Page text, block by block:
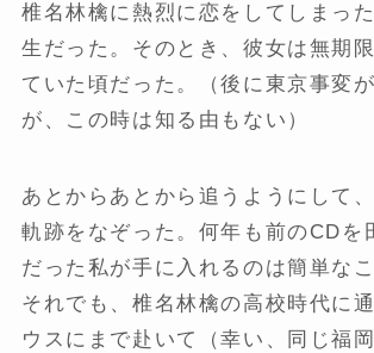
椎名林檎に熱烈に恋をしてしまっ
生だった。そのとき、彼女は無期
ていた頃だった。（後に東京事変
が、この時は知る由もない）
あとからあとから追うようにして
軌跡をなぞった。何年も前のCDを
だった私が手に入れるのは簡単な
それでも、椎名林檎の高校時代に
ウスにまで赴いて（幸い、同じ福